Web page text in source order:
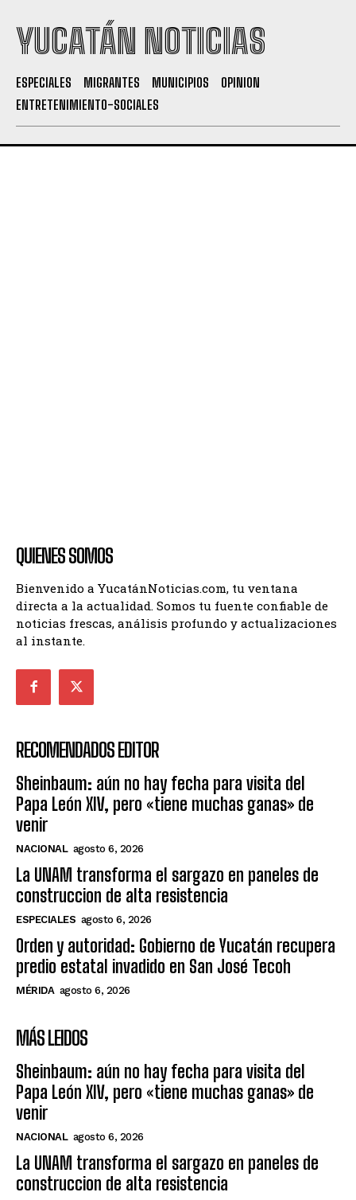
YUCATÁN NOTICIAS
ESPECIALES MIGRANTES MUNICIPIOS
OPINION
ENTRETENIMIENTO-SOCIALES
QUIENES SOMOS
Bienvenido a YucatánNoticias.com, tu ventana
directa a la actualidad. Somos tu fuente confiable de
noticias frescas, análisis profundo y actualizaciones
al instante.
RECOMENDADOS EDITOR
Sheinbaum: aún no hay fecha para visita del
Papa León XIV, pero «tiene muchas ganas» de
venir
NACIONAL agosto 6, 2026
La UNAM transforma el sargazo en paneles de
construccion de alta resistencia
ESPECIALES agosto 6, 2026
Orden y autoridad: Gobierno de Yucatán recupera
predio estatal invadido en San José Tecoh
MÉRIDA agosto 6, 2026
MÁS LEIDOS
Sheinbaum: aún no hay fecha para visita del
Papa León XIV, pero «tiene muchas ganas» de
venir
NACIONAL agosto 6, 2026
La UNAM transforma el sargazo en paneles de
construccion de alta resistencia